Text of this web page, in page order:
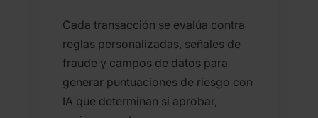
Cada transacción se evalúa contra
reglas personalizadas, señales de
fraude y campos de datos para
generar puntuaciones de riesgo con
IA que determinan si aprobar,